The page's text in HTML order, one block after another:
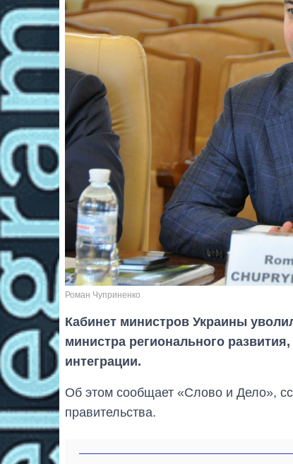
Роман Чуприненко
Кабинет министров Украины
министра регионального
интеграции.
Об этом сообщает «Слово и Дело»,
правительства.